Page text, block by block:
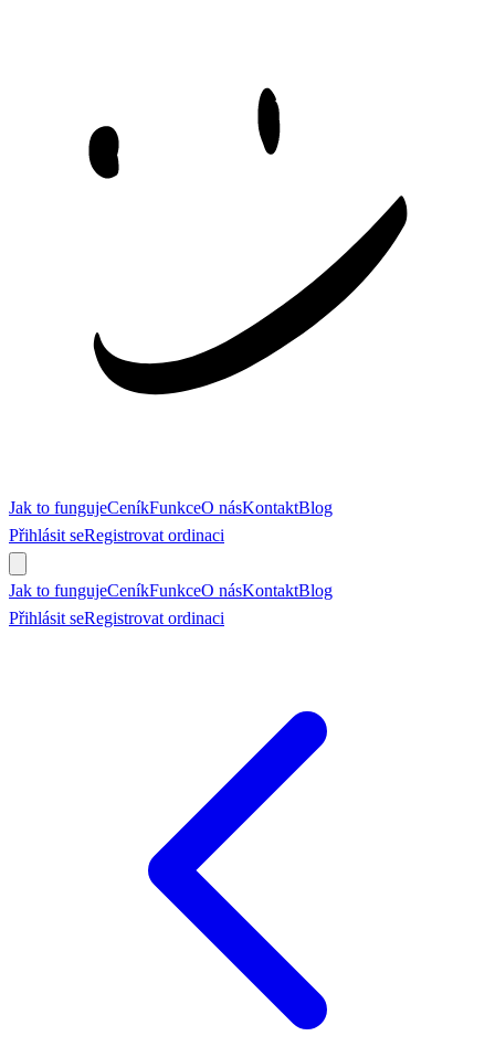
Jak to fungujeCeníkFunkceO násKontaktBlog
Přihlásit seRegistrovat ordinaci
Jak to fungujeCeníkFunkceO násKontaktBlog
Přihlásit seRegistrovat ordinaci